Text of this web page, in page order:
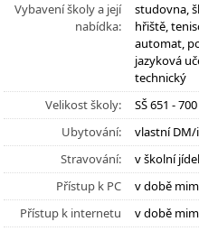
Vybavení školy a její
nabídka:
studovna,
hřiště,
automat,
jazyková
technický
Velikost školy:
SŠ 651 -
Ubytování:
vlastní DM/
Stravování:
v školní
Přístup k PC
v době
Přístup k internetu
v době